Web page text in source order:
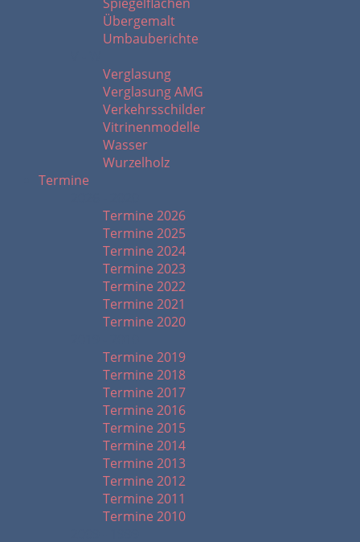
Übergemalt
Umbauberichte
Verglasung
Verglasung AMG
Verkehrsschilder
Vitrinenmodelle
Wasser
Wurzelholz
Termine
Termine 2026
Termine 2025
Termine 2024
Termine 2023
Termine 2022
Termine 2021
Termine 2020
Termine 2019
Termine 2018
Termine 2017
Termine 2016
Termine 2015
Termine 2014
Termine 2013
Termine 2012
Termine 2011
Termine 2010